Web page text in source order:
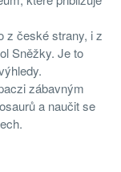
z české strany, i z
Sněžky. Je to
zábavným
a naučit se